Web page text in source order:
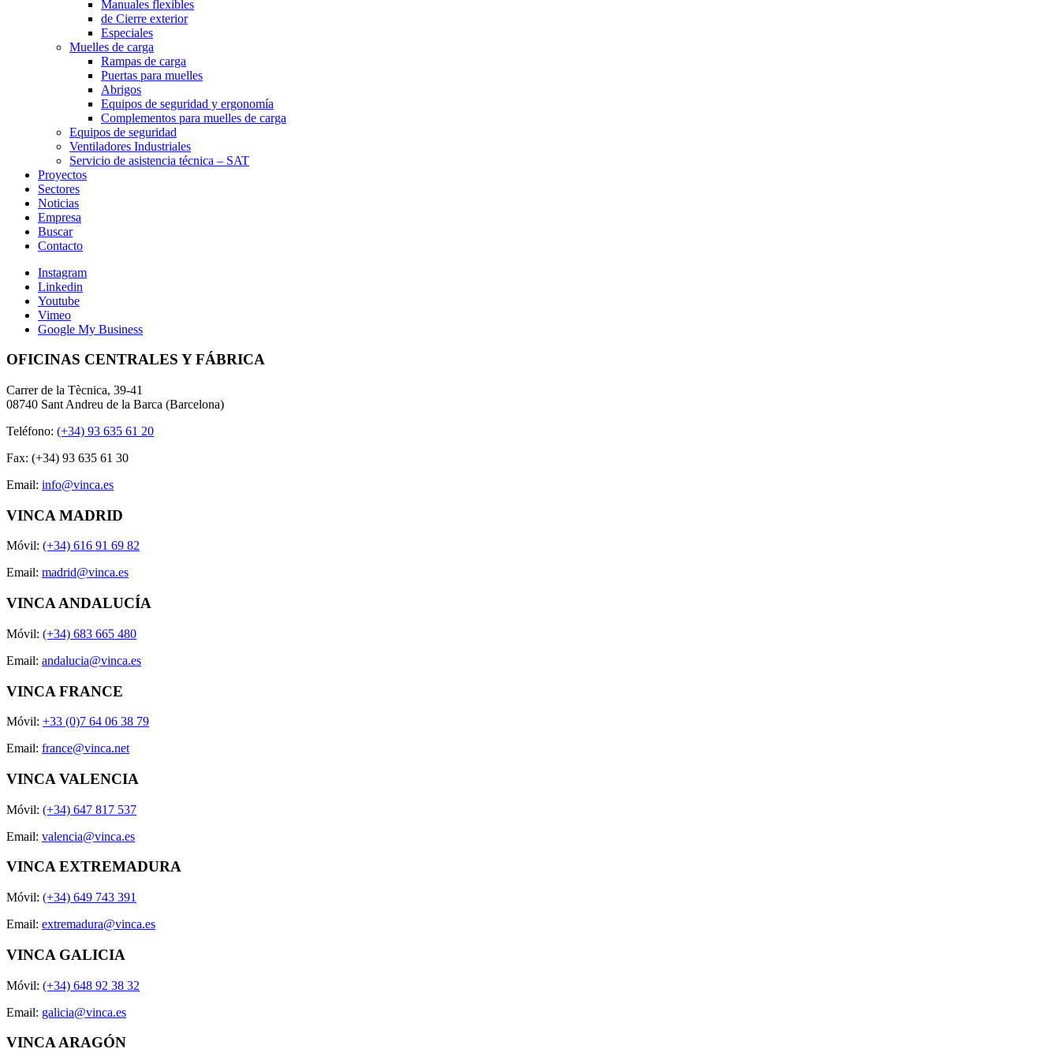
Manuales flexibles
de Cierre exterior
Especiales
Muelles de carga
Rampas de carga
Puertas para muelles
Abrigos
Equipos de seguridad y ergonomía
Complementos para muelles de carga
Equipos de seguridad
Ventiladores Industriales
Servicio de asistencia técnica – SAT
Proyectos
Sectores
Noticias
Empresa
Buscar
Contacto
Instagram
Linkedin
Youtube
Vimeo
Google My Business
OFICINAS CENTRALES Y FÁBRICA
Carrer de la Tècnica, 39-41
08740 Sant Andreu de la Barca (Barcelona)
Teléfono: (+34) 93 635 61 20
Fax: (+34) 93 635 61 30
Email: info@vinca.es
VINCA MADRID
Móvil: (+34) 616 91 69 82
Email: madrid@vinca.es
VINCA ANDALUCÍA
Móvil: (+34) 683 665 480
Email: andalucia@vinca.es
VINCA FRANCE
Móvil: +33 (0)7 64 06 38 79
Email: france@vinca.net
VINCA VALENCIA
Móvil: (+34) 647 817 537
Email: valencia@vinca.es
VINCA EXTREMADURA
Móvil: (+34) 649 743 391
Email: extremadura@vinca.es
VINCA GALICIA
Móvil: (+34) 648 92 38 32
Email: galicia@vinca.es
VINCA ARAGÓN